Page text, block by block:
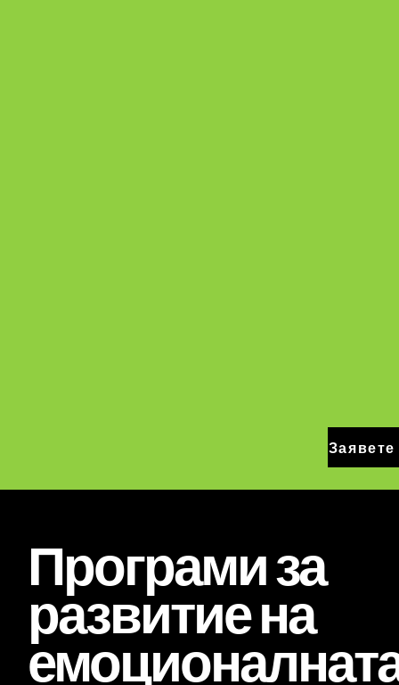
Заявете
Програми за
развитие на